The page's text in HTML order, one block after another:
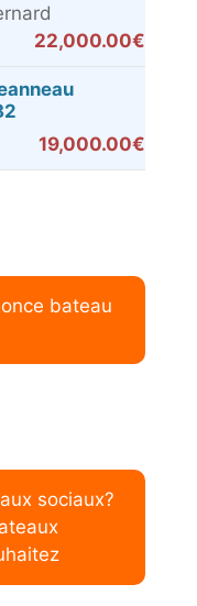
22,000.00€
19,000.00€
bateau
sociaux?